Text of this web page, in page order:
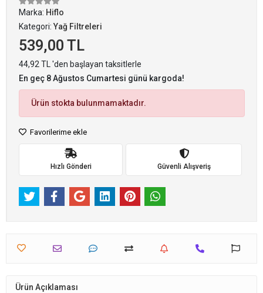
Marka: Hiflo
Kategori:Yağ Filtreleri
539,00 TL
44,92 TL 'den başlayan taksitlerle
En geç 8 Ağustos Cumartesi günü kargoda!
Ürün stokta bulunmamaktadır.
Favorilerime ekle
Hızlı Gönderi Güvenli Alışveriş
Ürün Açıklaması